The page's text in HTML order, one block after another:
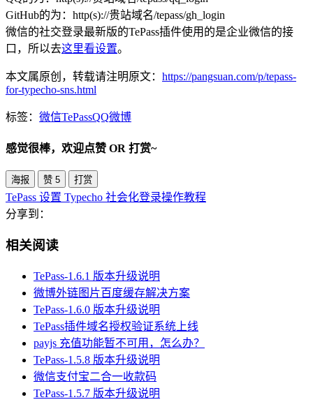
GitHub的为：http(s)://贵站域名/tepass/gh_login
微信的社交登录最新版的TePass插件使用的是企业微信的接
口，所以去这里看设置。
本文属原创，转载请注明原文： https://pangsuan.com/p/tepass-
for-typecho-sns.html
标签： 微信TePassQQ微博
感觉很棒，欢迎点赞 OR 打赏~
海报 赞 5 打赏
TePass 设置 Typecho 社会化登录操作教程
分享到：
相关阅读
TePass-1.6.1 版本升级说明
微博外链图片百度缓存解决方案
TePass-1.6.0 版本升级说明
TePass插件域名授权验证系统上线
payjs 充值功能暂不可用，怎么办？
TePass-1.5.8 版本升级说明
微信支付宝二合一收款码
TePass-1.5.7 版本升级说明